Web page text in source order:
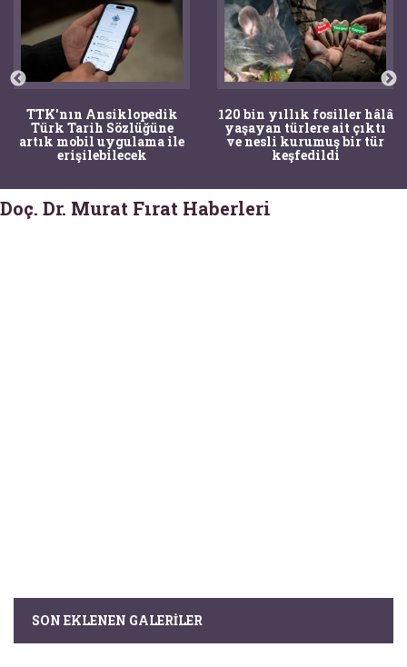
TTK'nın Ansiklopedik
Türk Tarih Sözlüğüne
artık mobil uygulama ile
erişilebilecek
120 bin yıllık fosiller hâlâ
yaşayan türlere ait çıktı
ve nesli kurumuş bir tür
keşfedildi
Doç. Dr. Murat Fırat Haberleri
SON EKLENEN GALERILER